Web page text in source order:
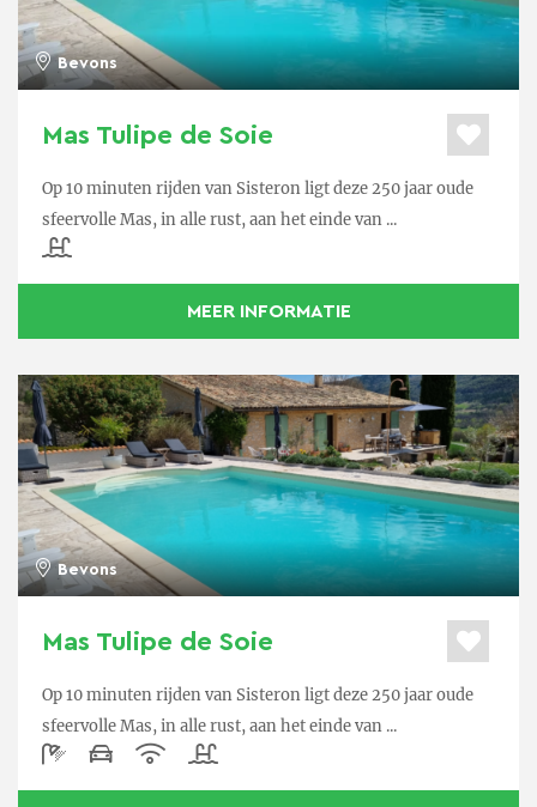
Bevons
Mas Tulipe de Soie
Op 10 minuten rijden van Sisteron ligt deze 250 jaar oude
sfeervolle Mas, in alle rust, aan het einde van ...
MEER INFORMATIE
Bevons
Mas Tulipe de Soie
Op 10 minuten rijden van Sisteron ligt deze 250 jaar oude
sfeervolle Mas, in alle rust, aan het einde van ...